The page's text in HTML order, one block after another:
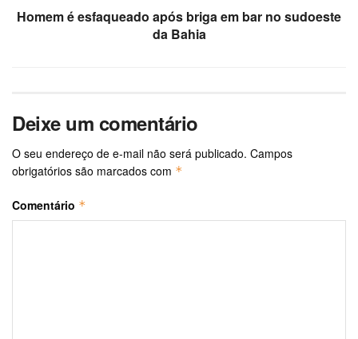
Homem é esfaqueado após briga em bar no sudoeste
da Bahia
Deixe um comentário
O seu endereço de e-mail não será publicado. Campos
obrigatórios são marcados com *
Comentário *